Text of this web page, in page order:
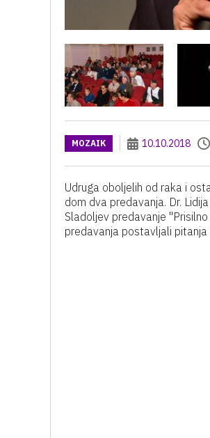
MOZAIK 10.10.2018
Udruga oboljelih od raka i
dom dva predavanja. Dr.
Sladoljev predavanje
predavanja postavljali pitanja